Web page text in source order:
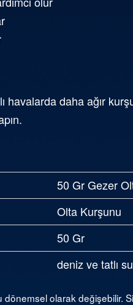
havalarda daha ağır
50 Gr Gezer
Olta Kurşunu
50 Gr
deniz ve tatlı
olarak değişebilir.